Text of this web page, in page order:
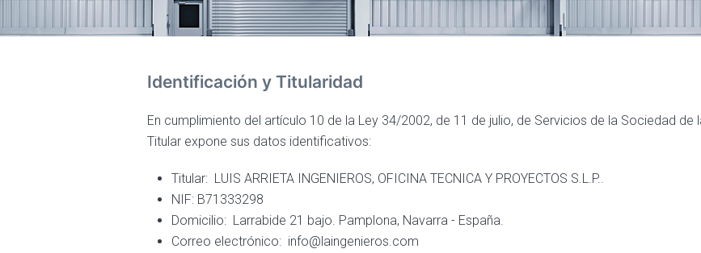
Identificación y Titularidad
En cumplimiento del artículo 10 de la Ley 34/2002, de 11 de julio, de Servicios de la Sociedad
Titular expone sus datos identificativos:
Titular: LUIS ARRIETA INGENIEROS, OFICINA TECNICA Y PROYECTOS S.L.P..
NIF: B71333298
Domicilio: Larrabide 21 bajo. Pamplona, Navarra - España.
Correo electrónico: info@laingenieros.com